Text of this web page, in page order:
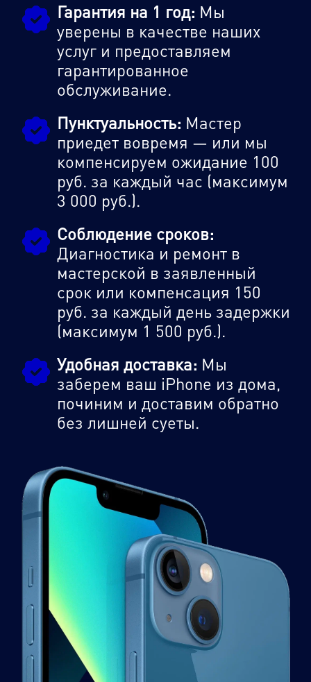
Гарантия на 1 год: Мы
уверены в качестве наших
услуг и предоставляем
гарантированное
обслуживание.
Пунктуальность: Мастер
приедет вовремя — или мы
компенсируем ожидание 100
руб. за каждый час (максимум
3 000 руб.).
Соблюдение сроков:
Диагностика и ремонт в
мастерской в заявленный
срок или компенсация 150
руб. за каждый день задержки
(максимум 1 500 руб.).
Удобная доставка: Мы
заберем ваш iPhone из дома,
починим и доставим обратно
без лишней суеты.